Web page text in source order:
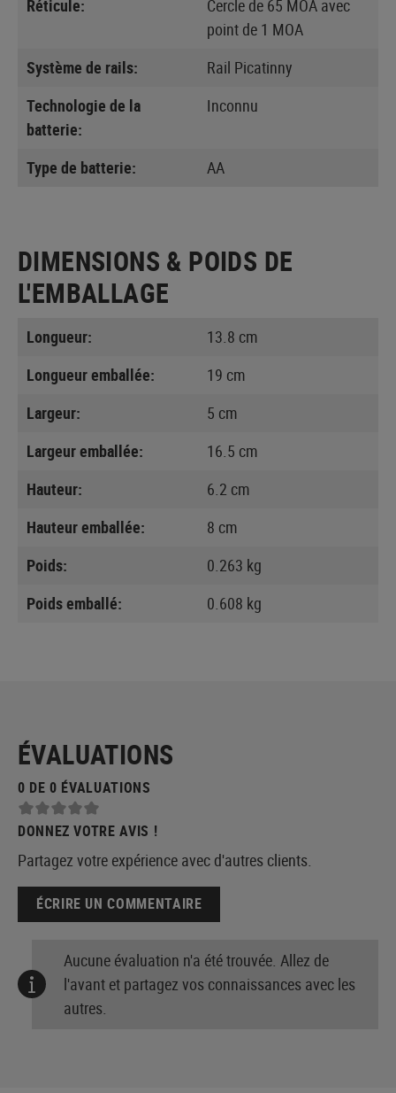
Réticule:
Cercle de 65 MOA avec
point de 1 MOA
Système de rails:
Rail Picatinny
Technologie de la
batterie:
Inconnu
Type de batterie: AA
DIMENSIONS & POIDS DE
L'EMBALLAGE
Longueur:
13.8 cm
Longueur emballée:
19 cm
Largeur:
5 cm
Largeur emballée:
16.5 cm
Hauteur:
6.2 cm
Hauteur emballée:
8 cm
Poids:
0.263 kg
Poids emballé:
0.608 kg
ÉVALUATIONS
0 DE 0 ÉVALUATIONS
DONNEZ VOTRE AVIS !
Partagez votre expérience avec d'autres clients.
ÉCRIRE UN COMMENTAIRE
Aucune évaluation n'a été trouvée. Allez de
l'avant et partagez vos connaissances avec les
autres.